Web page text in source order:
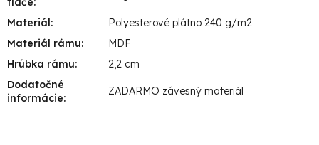
Materiál:
Polyesterové plátno 240 g/m2
Materiál rámu:
MDF
Hrúbka rámu:
2,2 cm
Dodatočné
informácie:
ZADARMO závesný materiál